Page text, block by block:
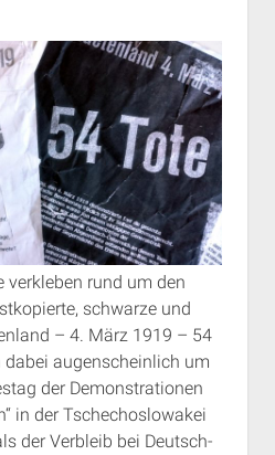
Twitter & Facebook
& PGP-Key
verkleben rund um den
schwarze und
– 4. März 1919 – 54
dabei augenscheinlich um
der Demonstrationen
in der Tschechoslowakei
der Verbleib bei Deutsch-